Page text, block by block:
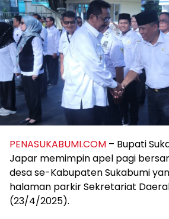
PENASUKABUMI.COM – Bupati
Japar memimpin apel pagi
desa se-Kabupaten Sukabumi
halaman parkir Sekretariat
(23/4/2025).